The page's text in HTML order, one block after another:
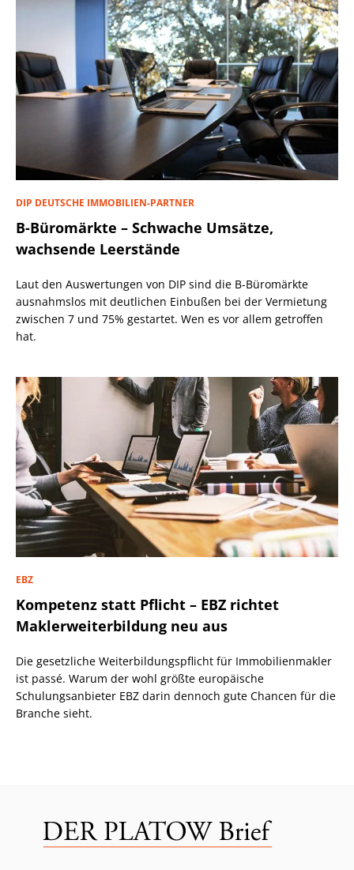
DIP DEUTSCHE IMMOBILIEN-PARTNER
B-Büromärkte – Schwache Umsätze,
wachsende Leerstände
Laut den Auswertungen von DIP sind die B-Büromärkte
ausnahmslos mit deutlichen Einbußen bei der Vermietung
zwischen 7 und 75% gestartet. Wen es vor allem getroffen
hat.
EBZ
Kompetenz statt Pflicht – EBZ richtet
Maklerweiterbildung neu aus
Die gesetzliche Weiterbildungspflicht für Immobilienmakler
ist passé. Warum der wohl größte europäische
Schulungsanbieter EBZ darin dennoch gute Chancen für die
Branche sieht.